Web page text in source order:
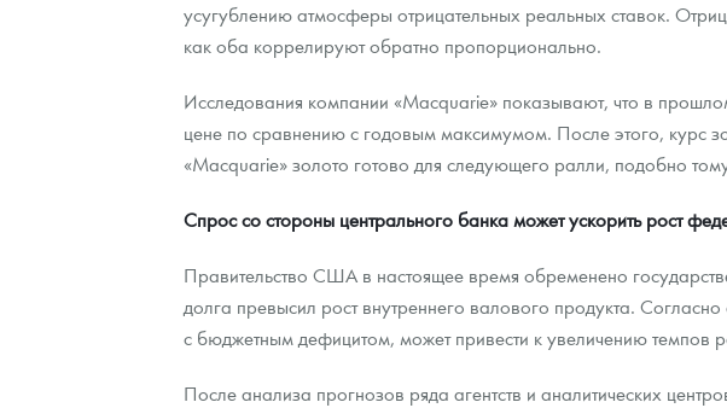
усугублению атмосферы отрицательных реальных ставок.
как оба коррелируют обратно пропорционально.
Исследования компании «Macquarie» показывают, что в
цене по сравнению с годовым максимумом. После этого, курс
«Macquarie» золото готово для следующего ралли, подобно
Спрос со стороны центрального банка может ускорить рост
Правительство США в настоящее время обременено
долга превысил рост внутреннего валового продукта.
с бюджетным дефицитом, может привести к увеличению темпов
После анализа прогнозов ряда агентств и аналитических